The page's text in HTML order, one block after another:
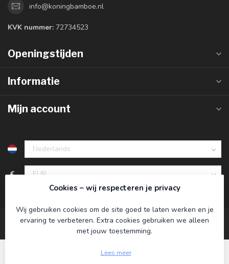
info@koningbamboe.nl
KVK nummer: 72734523
Openingstijden
Informatie
Mijn account
€
Cookies – wij respecteren je privacy
Wij gebruiken cookies om de site goed te laten werken en je
ervaring te verbeteren. Extra cookies gebruiken we alleen
met jouw toestemming.
Lees meer